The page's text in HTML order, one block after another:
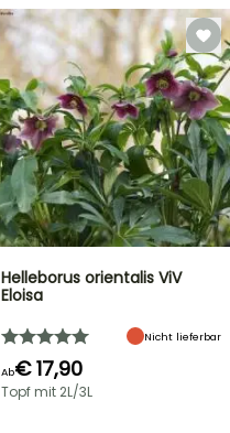
Helleborus orientalis ViV
Eloisa
Nicht lieferbar
Ab€ 17,90
Topf mit 2L/3L